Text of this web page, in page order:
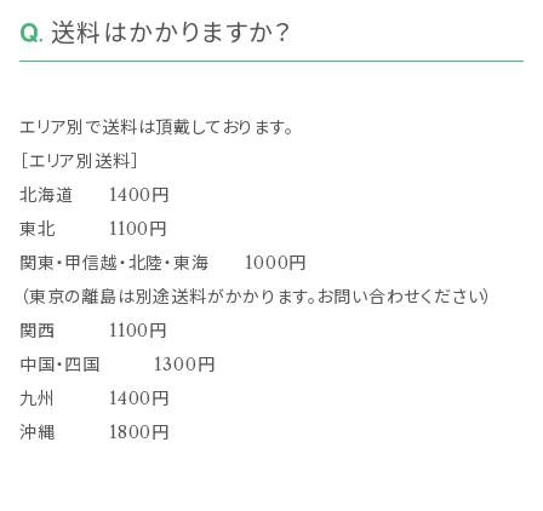
送料はかかりますか？
エリア別で送料は頂戴しております。
［エリア別送料］
北海道 1400円
東北 1100円
関東・甲信越・北陸・東海 1000円
（東京の離島は別途送料がかかります。お問い合わせください）
関西 1100円
中国・四国 1300円
九州 1400円
沖縄 1800円